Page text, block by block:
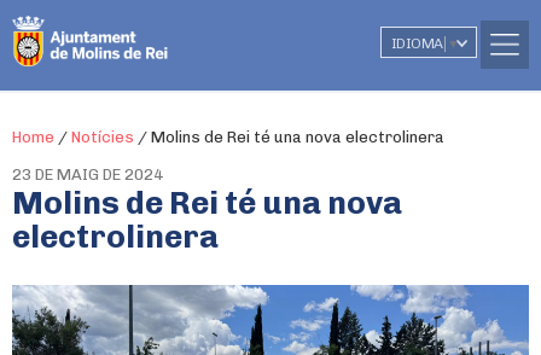
IDIOMA ▼
Home / Notícies / Molins de Rei té una nova electrolinera
23 DE MAIG DE 2024
Molins de Rei té una nova
electrolinera